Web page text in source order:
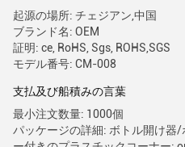
起源の場所: チェジアン,中国
ブランド名: OEM
証明: ce, RoHS, Sgs, ROHS,SGS
モデル番号: CM-008
支払及び船積みの言葉
最小注文数量: 1000個
パッケージの詳細: ボトル開け器